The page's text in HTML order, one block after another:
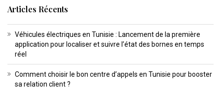
Articles Récents
Véhicules électriques en Tunisie : Lancement de la première
application pour localiser et suivre l’état des bornes en temps
réel
Comment choisir le bon centre d’appels en Tunisie pour booster
sa relation client ?